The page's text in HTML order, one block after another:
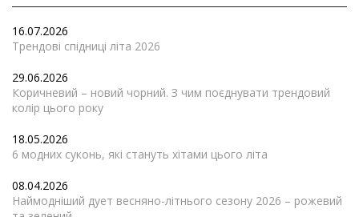
16.07.2026
Трендові спідниці літа 2026
29.06.2026
Коричневий – новий чорний. З чим поєднувати трендовий
колір цього року
18.05.2026
6 модних суконь, які стануть хітами цього літа
08.04.2026
Наймодніший дует весняно-літнього сезону 2026 – рожевий